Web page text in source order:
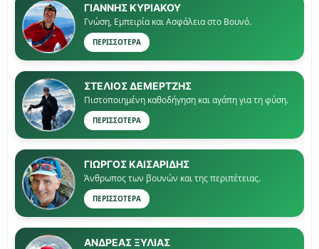
ΓΙΑΝΝΗΣ ΚΥΡΙΑΚΟΥ
Γνώση, Εμπειρία και Ασφάλεια στο Βουνό.
ΠΕΡΙΣΣΟΤΕΡΑ
ΣΤΕΛΙΟΣ ΔΕΜΕΡΤΖΗΣ
Πιστοποιημένη καθοδήγηση και αγάπη για τη φύση.
ΠΕΡΙΣΣΟΤΕΡΑ
ΓΙΏΡΓΟΣ ΚΑΙΣΑΡΙΔΗΣ
Άνθρωπος των βουνών και της περιπέτειας.
ΠΕΡΙΣΣΟΤΕΡΑ
ΑΝΔΡΕΑΣ ΞΥΛΙΑΣ